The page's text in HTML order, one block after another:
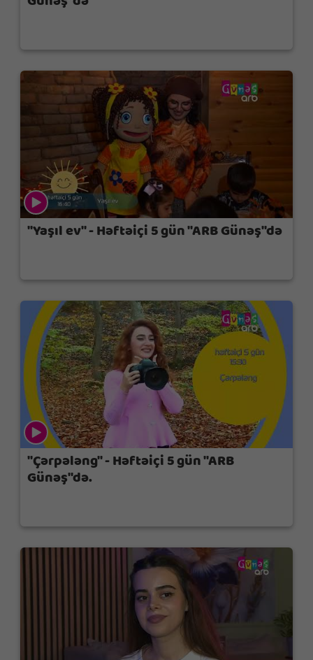
"Yaşıl ev" - Həftəiçi 5 gün "ARB Günəş"də
"Çərpələng" - Həftəiçi 5 gün "ARB
Günəş"də.